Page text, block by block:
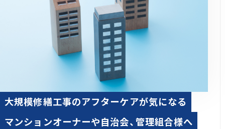
大規模修繕工事のアフターケアが気になる
マンションオーナーや自治会、管理組合様へ